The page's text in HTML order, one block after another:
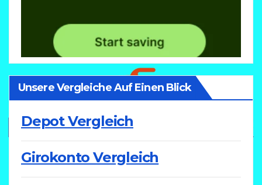
Unsere Vergleiche Auf Einen Blick
Depot Vergleich
Girokonto Vergleich